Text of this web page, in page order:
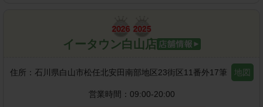
イータウン白山店
住所： 石川県白山市松任北安田南部地区23街区11番外17筆 地図
営業時間： 09:00-20:00